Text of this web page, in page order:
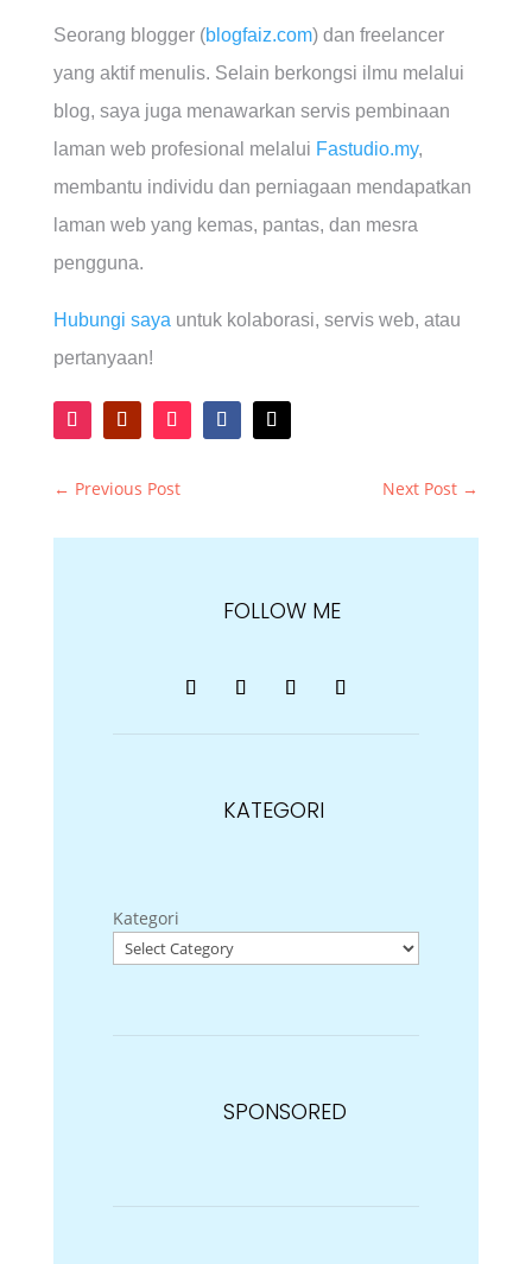
Seorang blogger (blogfaiz.com) dan freelancer
yang aktif menulis. Selain berkongsi ilmu melalui
blog, saya juga menawarkan servis pembinaan
laman web profesional melalui Fastudio.my,
membantu individu dan perniagaan mendapatkan
laman web yang kemas, pantas, dan mesra
pengguna.
Hubungi saya untuk kolaborasi, servis web, atau
pertanyaan!
← Previous Post Next Post →
FOLLOW ME
KATEGORI
Kategori
SPONSORED